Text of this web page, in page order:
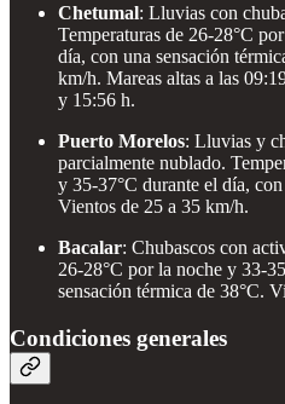
Chetumal: Lluvias con
Temperaturas de 26-28°C
día, con una sensación
km/h. Mareas altas a las
y 15:56 h.
Puerto Morelos: Lluvias y
parcialmente nublado.
y 35-37°C durante el día,
Vientos de 25 a 35 km/h.
Bacalar: Chubascos con
26-28°C por la noche y 33-
sensación térmica de 38°C.
Condiciones generales